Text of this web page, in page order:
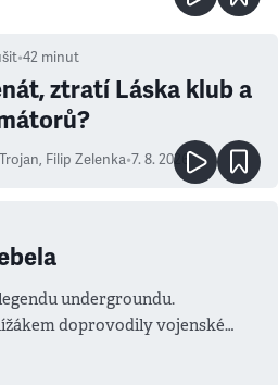
•42 minut
ztratí Láska klub a
, Filip Zelenka•7. 8. 2026
undergroundu.
doprovodily vojenské